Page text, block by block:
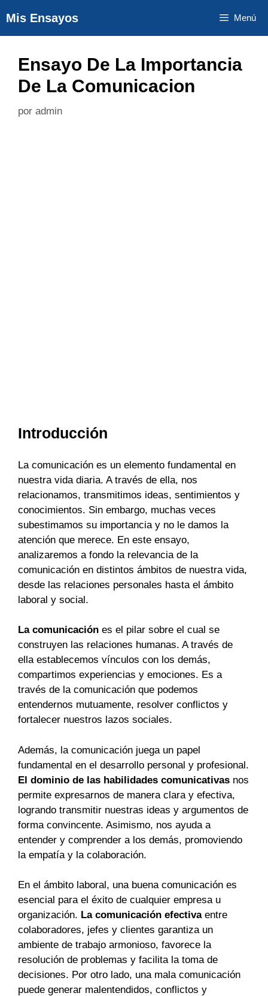
al
contenido
Mis Ensayos Menú
Ensayo De La Importancia
De La Comunicacion
por admin
Introducción
La comunicación es un elemento fundamental en
nuestra vida diaria. A través de ella, nos
relacionamos, transmitimos ideas, sentimientos y
conocimientos. Sin embargo, muchas veces
subestimamos su importancia y no le damos la
atención que merece. En este ensayo,
analizaremos a fondo la relevancia de la
comunicación en distintos ámbitos de nuestra vida,
desde las relaciones personales hasta el ámbito
laboral y social.
La comunicación es el pilar sobre el cual se
construyen las relaciones humanas. A través de
ella establecemos vínculos con los demás,
compartimos experiencias y emociones. Es a
través de la comunicación que podemos
entendernos mutuamente, resolver conflictos y
fortalecer nuestros lazos sociales.
Además, la comunicación juega un papel
fundamental en el desarrollo personal y profesional.
El dominio de las habilidades comunicativas nos
permite expresarnos de manera clara y efectiva,
logrando transmitir nuestras ideas y argumentos de
forma convincente. Asimismo, nos ayuda a
entender y comprender a los demás, promoviendo
la empatía y la colaboración.
En el ámbito laboral, una buena comunicación es
esencial para el éxito de cualquier empresa u
organización. La comunicación efectivaentre
colaboradores, jefes y clientes garantiza un
ambiente de trabajo armonioso, favorece la
resolución de problemas y facilita la toma de
decisiones. Por otro lado, una mala comunicación
puede generar malentendidos, conflictos y